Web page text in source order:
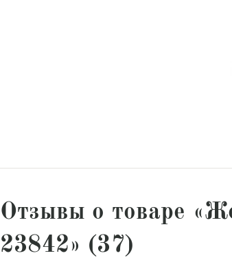
Отзывы о товаре
23842» (37)